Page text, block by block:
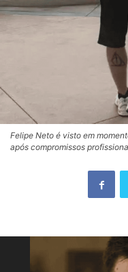
Felipe Neto é visto em
após compromissos